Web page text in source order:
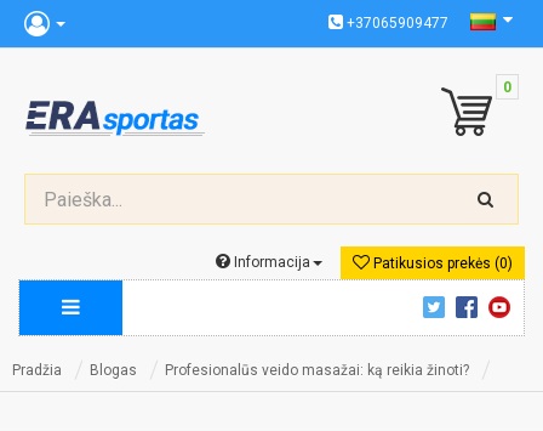
+37065909477
0
Patikusios prekės (0)
Informacija
Pradžia Blogas Profesionalūs veido masažai: ką reikia žinoti?